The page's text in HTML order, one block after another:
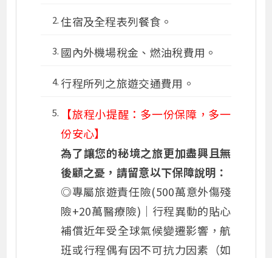
住宿及全程表列餐食。
國內外機場稅金、燃油稅費用。
行程所列之旅遊交通費用。
【旅程小提醒：多一份保障，多一
份安心】
為了讓您的秘境之旅更加盡興且無
後顧之憂，請留意以下保障說明：
◎專屬旅遊責任險(500萬意外傷殘
險+20萬醫療險) ｜行程異動的貼心
補償近年受全球氣候變遷影響，航
班或行程偶有因不可抗力因素（如